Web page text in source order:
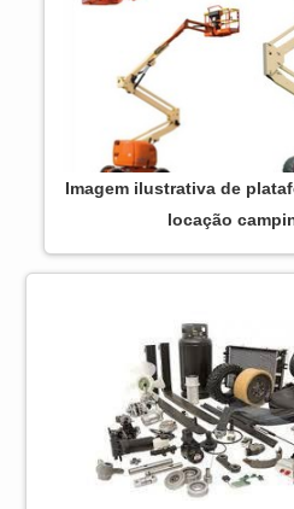
Imagem ilustrativa de
locação